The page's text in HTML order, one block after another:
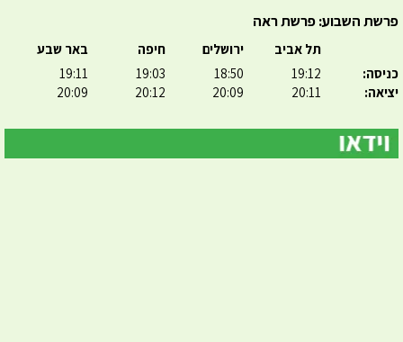
פרשת השבוע: פרשת ראה
כניסה:
יציאה:
תל אביב
19:12
20:11
ירושלים
18:50
20:09
חיפה
19:03
20:12
באר שבע
19:11
20:09